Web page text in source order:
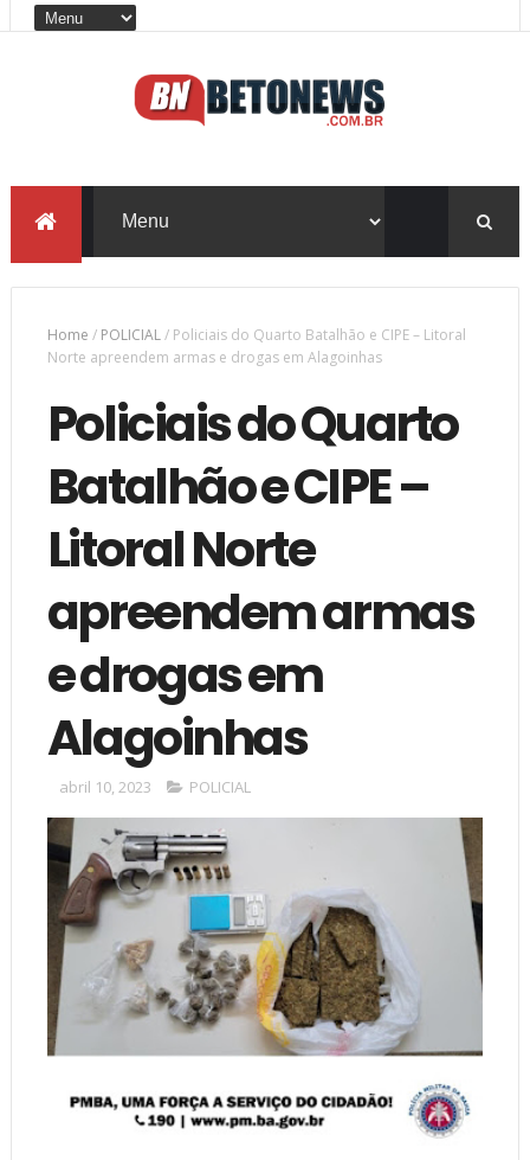
Home / POLICIAL/ Policiais do Quarto Batalhão e CIPE – Litoral
Norte apreendem armas e drogas em Alagoinhas
Policiais do Quarto
Batalhão e CIPE –
Litoral Norte
apreendem armas
e drogas em
Alagoinhas
abril 10, 2023 POLICIAL